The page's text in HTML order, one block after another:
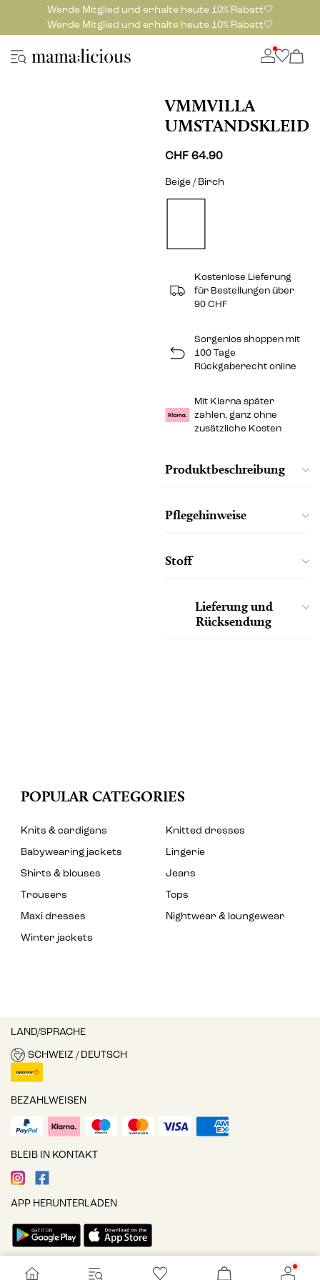
Werde Mitglied und erhalte heute 10% Rabatt🤍
Werde Mitglied und erhalte heute 10% Rabatt🤍
VMMVILLA
UMSTANDSKLEID
CHF 64.90
Beige / Birch
Kostenlose Lieferung
für Bestellungen über
90 CHF
Sorgenlos shoppen mit
100 Tage
Rückgaberecht online
Mit Klarna später
zahlen, ganz ohne
zusätzliche Kosten
Produktbeschreibung
Pflegehinweise
Stoff
Lieferung und
Rücksendung
POPULAR CATEGORIES
Knits & cardigans
Knitted dresses
Babywearing jackets
Lingerie
Shirts & blouses
Jeans
Trousers
Tops
Maxi dresses
Nightwear & loungewear
Winter jackets
LAND/SPRACHE
SCHWEIZ / DEUTSCH
BEZAHLWEISEN
BLEIB IN KONTAKT
APP HERUNTERLADEN